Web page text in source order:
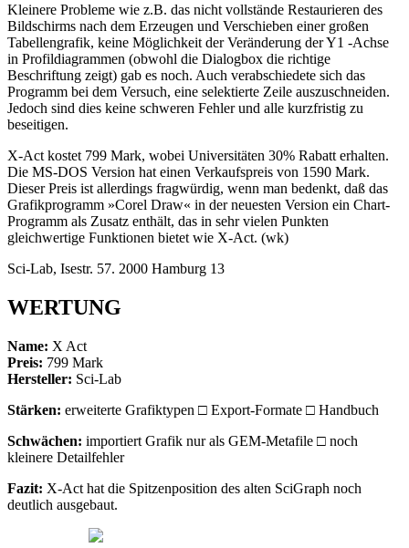
Kleinere Probleme wie z.B. das nicht vollstände Restaurieren des
Bildschirms nach dem Erzeugen und Verschieben einer großen
Tabellengrafik, keine Möglichkeit der Veränderung der Y1 -Achse
in Profildiagrammen (obwohl die Dialogbox die richtige
Beschriftung zeigt) gab es noch. Auch verabschiedete sich das
Programm bei dem Versuch, eine selektierte Zeile auszuschneiden.
Jedoch sind dies keine schweren Fehler und alle kurzfristig zu
beseitigen.
X-Act kostet 799 Mark, wobei Universitäten 30% Rabatt erhalten.
Die MS-DOS Version hat einen Verkaufspreis von 1590 Mark.
Dieser Preis ist allerdings fragwürdig, wenn man bedenkt, daß das
Grafikprogramm »Corel Draw« in der neuesten Version ein Chart-
Programm als Zusatz enthält, das in sehr vielen Punkten
gleichwertige Funktionen bietet wie X-Act. (wk)
Sci-Lab, Isestr. 57. 2000 Hamburg 13
WERTUNG
Name: X Act
Preis: 799 Mark
Hersteller: Sci-Lab
Stärken: erweiterte Grafiktypen □ Export-Formate □ Handbuch
Schwächen: importiert Grafik nur als GEM-Metafile □ noch
kleinere Detailfehler
Fazit: X-Act hat die Spitzenposition des alten SciGraph noch
deutlich ausgebaut.